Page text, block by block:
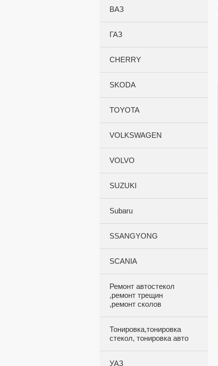
ВАЗ
ГАЗ
CHERRY
SKODA
TOYOTA
VOLKSWAGEN
VOLVO
SUZUKI
Subaru
SSANGYONG
SCANIA
Ремонт автостекол
,ремонт трещин
,ремонт сколов
Тонировка,тонировка
стекол, тонировка авто
УАЗ